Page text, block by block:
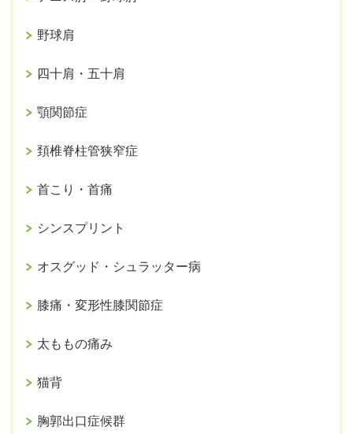
野球肩
四十肩・五十肩
顎関節症
頚椎脊柱管狭窄症
首こり・首痛
シンスプリント
オスグッド・シュラッター病
膝痛・変形性膝関節症
太ももの痛み
猫背
胸郭出口症候群